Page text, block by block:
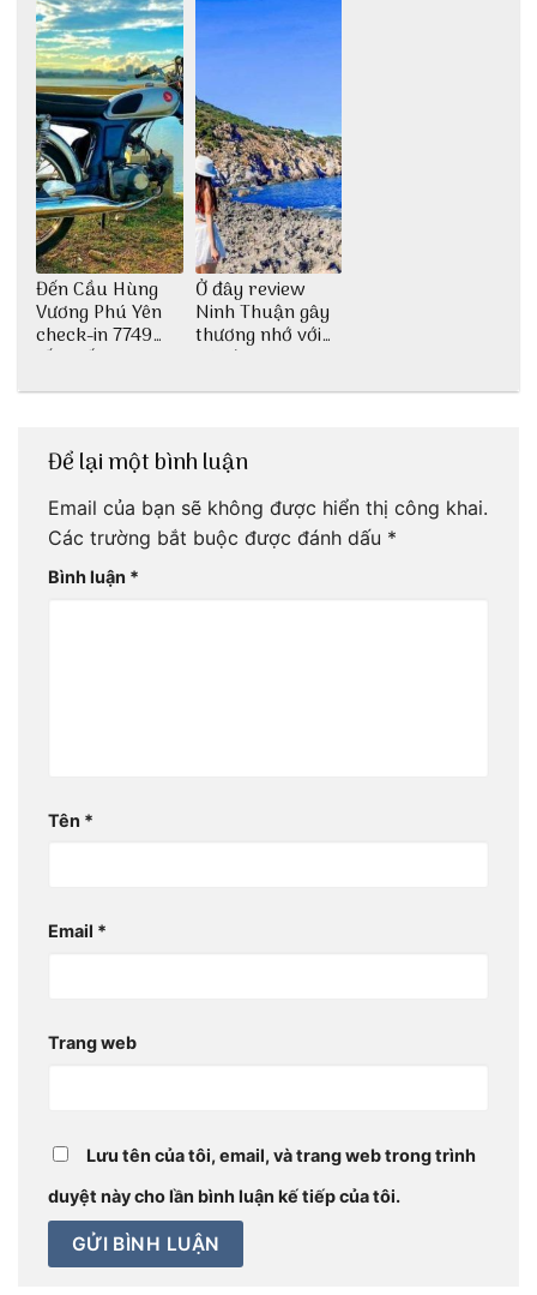
Đến Cầu Hùng
Vương Phú Yên
check-in 7749
tấm sống ảo
Ở đây review
Ninh Thuận gây
thương nhớ với
nét đẹp thiên
Để lại một bình luận
Email của bạn sẽ không được hiển thị công khai.
Các trường bắt buộc được đánh dấu *
Bình luận *
Tên *
Email *
Trang web
Lưu tên của tôi, email, và trang web trong trình
duyệt này cho lần bình luận kế tiếp của tôi.